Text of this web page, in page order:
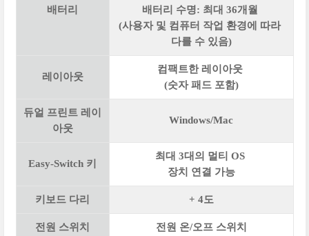
배터리
배터리 수명: 최대 36개월
(사용자 및 컴퓨터 작업 환경에 따라
다를 수 있음)
레이아웃
컴팩트한 레이아웃
(숫자 패드 포함)
듀얼 프린트 레이
아웃
Windows/Mac
Easy-Switch 키
최대 3대의 멀티 OS
장치 연결 가능
키보드 다리 + 4도
전원 스위치 전원 온/오프 스위치